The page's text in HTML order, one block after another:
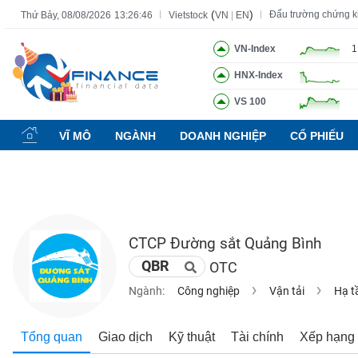
Thứ Bảy, 08/08/2026 13:26:47 Vietstock (VN EN) Đấu trường chứng
VN-Index
HNX-Index
VS 100
VĨ MÔ NGÀNH DOANH NGHIỆP CỔ PHIẾU
CTCP Đường sắt Quảng Bình
QBR OTC
Ngành: Công nghiệp Vận tải Hạ
Tổng quan Giao dịch Kỹ thuật Tài chính Xếp hạng
Tất cả Tính năng Ngành Mã chứng khoán Lãnh đạo
Tính
năng
(-)
CHỨNG
KHOÁN
NGHIỆP